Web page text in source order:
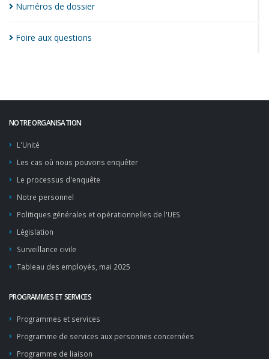
Numéros de dossier
Foire aux questions
NOTRE ORGANISATION
L'Unité
Les cas où nous pouvons enquêter
Le processus d'enquête
Notre personnel
Politiques générales et opérationnelles de l'UES
Législation
Surveillance civile
Tableau des employés, mai 2025
PROGRAMMES ET SERVICES
Programmes et services
Programme de services aux personnes concernées
Programme de liaison